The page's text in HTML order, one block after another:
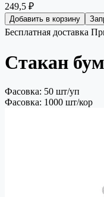
249,5 ₽
Добавить в корзину
Бесплатная доставка
Стакан
Фасовка: 50 шт/уп
Фасовка: 1000 шт/кор